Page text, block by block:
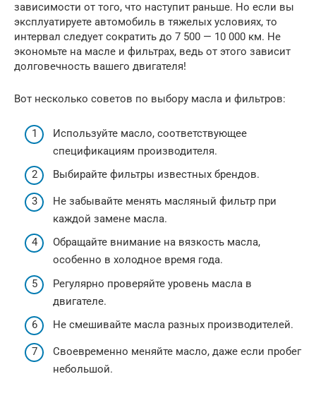
зависимости от того, что наступит раньше. Но если вы
эксплуатируете автомобиль в тяжелых условиях, то
интервал следует сократить до 7 500 — 10 000 км. Не
экономьте на масле и фильтрах, ведь от этого зависит
долговечность вашего двигателя!
Вот несколько советов по выбору масла и фильтров:
Используйте масло, соответствующее
спецификациям производителя.
Выбирайте фильтры известных брендов.
Не забывайте менять масляный фильтр при
каждой замене масла.
Обращайте внимание на вязкость масла,
особенно в холодное время года.
Регулярно проверяйте уровень масла в
двигателе.
Не смешивайте масла разных производителей.
Своевременно меняйте масло, даже если пробег
небольшой.